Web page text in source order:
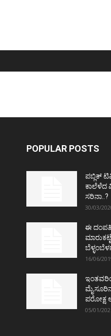
POPULAR POSTS
ಪಬ್ಲಿಕ್
ಕಾಲೆಳೆದ
ಸರಿನಾ..?
30/03/
ಈ
16/06/
ಪರೋಕ್ಷ
05/01/